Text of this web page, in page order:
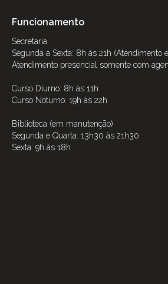
Funcionamento
Secretaria
Segunda a Sexta: 8h às 21h (Atendimento
Atendimento presencial somente com
Curso Diurno: 8h às 11h
Curso Noturno: 19h às 22h
Biblioteca (em manutenção)
Segunda e Quarta: 13h30 às 21h30
Sexta: 9h às 18h